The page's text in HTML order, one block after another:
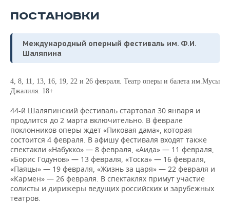
ПОСТАНОВКИ
Международный оперный фестиваль им. Ф.И.
Шаляпина
4, 8, 11, 13, 16, 19, 22 и 26 февраля. Театр оперы и балета им.Мусы
Джалиля. 18+
44-й Шаляпинский фестиваль стартовал 30 января и
продлится до 2 марта включительно. В феврале
поклонников оперы ждет «Пиковая дама», которая
состоится 4 февраля. В афишу фестиваля входят также
спектакли «Набукко» — 8 февраля, «Аида» — 11 февраля,
«Борис Годунов» — 13 февраля, «Тоска» — 16 февраля,
«Паяцы» — 19 февраля, «Жизнь за царя» — 22 февраля и
«Кармен» — 26 февраля. В спектаклях примут участие
солисты и дирижеры ведущих российских и зарубежных
театров.